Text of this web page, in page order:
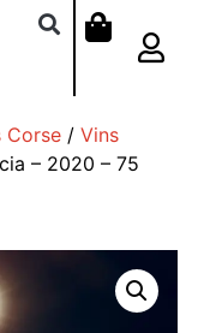
Corse/ Vins
– 2020 – 75